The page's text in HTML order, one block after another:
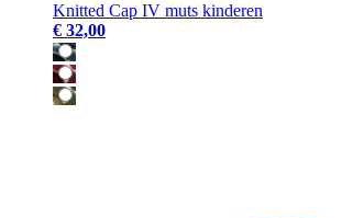
Knitted Cap IV muts kinderen
€ 32,00